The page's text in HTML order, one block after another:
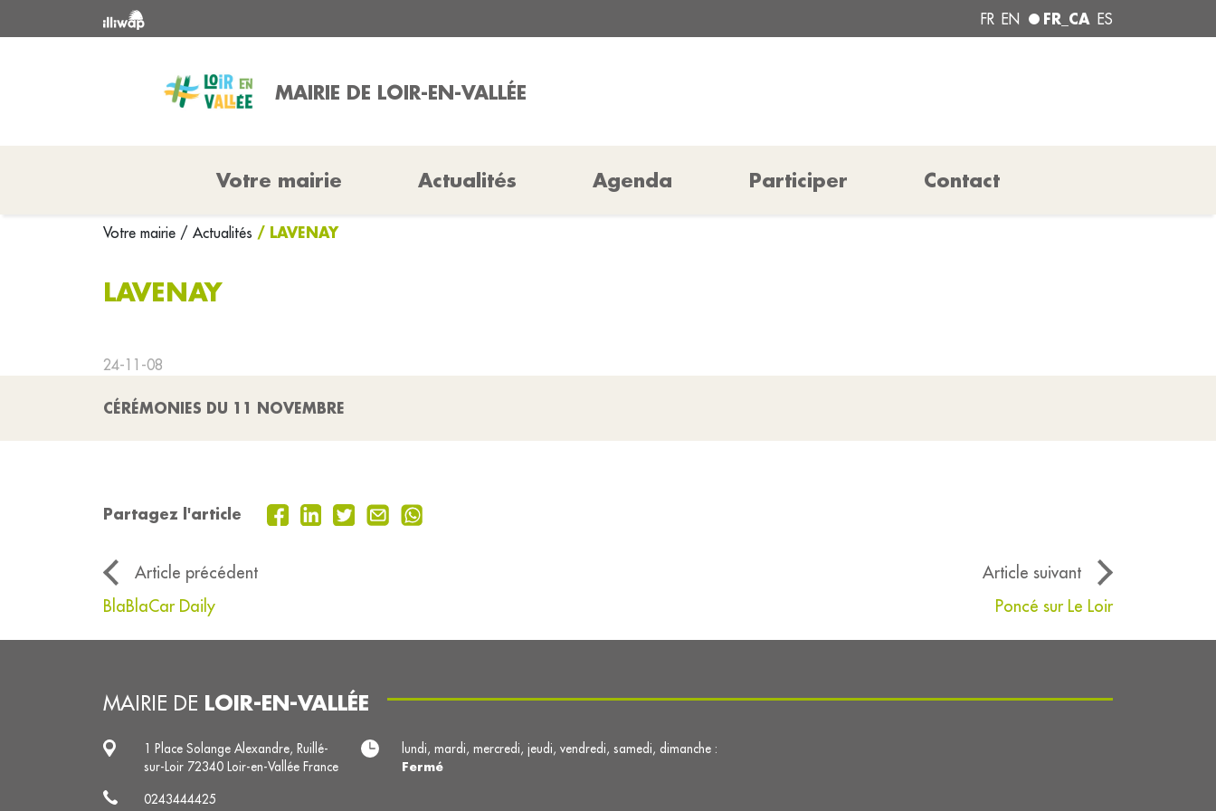
FR EN FR_CA ES
MAIRIE DE LOIR-EN-VALLÉE
Votre mairie Actualités Agenda Participer Contact
Votre mairie / Actualités / LAVENAY
LAVENAY
24-11-08
CÉRÉMONIES DU 11 NOVEMBRE
Partagez l'article
Article précédent
Article suivant
BlaBlaCar Daily
Poncé sur Le Loir
MAIRIE DE LOIR-EN-VALLÉE
1 Place Solange Alexandre, Ruillé-
sur-Loir 72340 Loir-en-Vallée France
0243444425
lundi, mardi, mercredi, jeudi, vendredi, samedi, dimanche :
Fermé